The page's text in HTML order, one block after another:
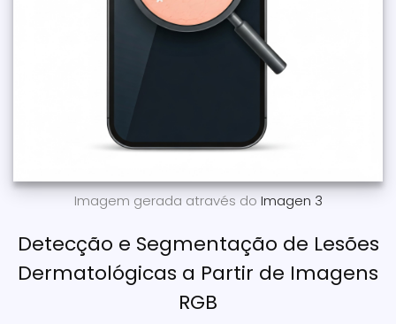
Imagem gerada através do Imagen 3
Detecção e Segmentação de Lesões
Dermatológicas a Partir de Imagens
RGB